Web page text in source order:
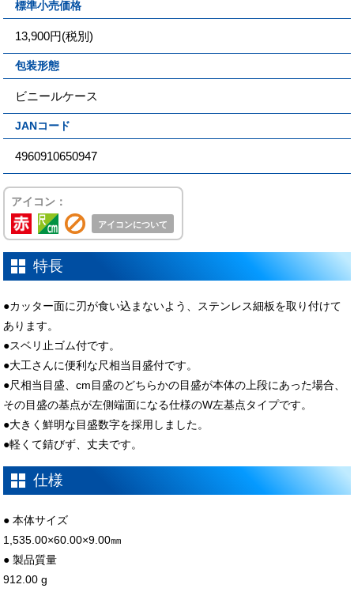
標準小売価格
13,900円(税別)
包装形態
ビニールケース
JANコード
4960910650947
アイコン：
アイコンについて
特長
●カッター面に刃が食い込まないよう、ステンレス細板を取り付けて
あります。
●スベリ止ゴム付です。
●大工さんに便利な尺相当目盛付です。
●尺相当目盛、cm目盛のどちらかの目盛が本体の上段にあった場合、
その目盛の基点が左側端面になる仕様のW左基点タイプです。
●大きく鮮明な目盛数字を採用しました。
●軽くて錆びず、丈夫です。
仕様
● 本体サイズ
1,535.00×60.00×9.00㎜
● 製品質量
912.00 g